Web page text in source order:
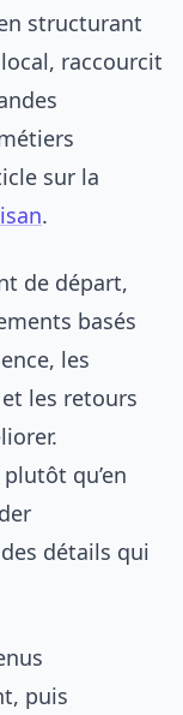
structurant
raccourcit
sur la
.
de départ,
basés
les
les retours
qu’en
détails qui
puis